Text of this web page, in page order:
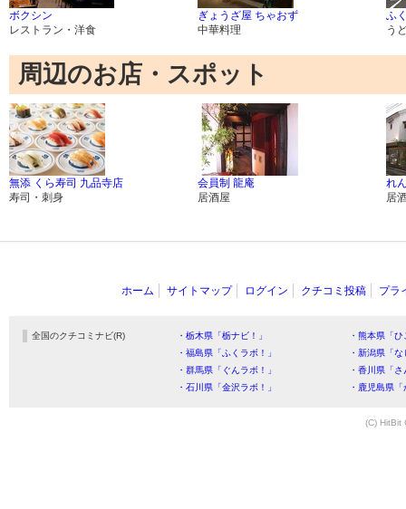
ボクシン
レストラン・洋食
ぎょうざ屋 ちゃおず
中華料理
ふ
う
周辺のお店・スポット
無添 くら寿司 九品寺店
寿司・刺身
会員制 龍庵
居酒屋
れ
居
ホーム サイトマップ ログイン クチコミ投稿 プラ
全国のクチコミナビ(R) ・栃木県「栃ナビ！」
・熊本県「
・福島県「ふくラボ！」
・新潟県「
・群馬県「ぐんラボ！」
・香川県「
・石川県「金沢ラボ！」
・鹿児島県
(C) HitBit